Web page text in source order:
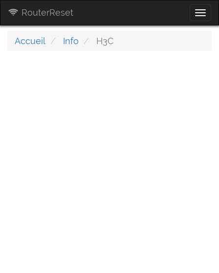
RouterReset
Accueil Info H3C